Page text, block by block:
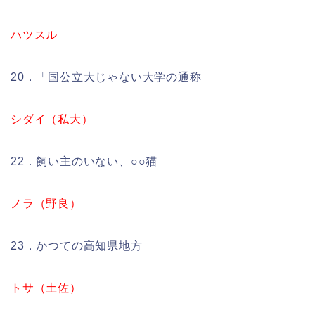
ハツスル
20．「国公立大じゃない大学の通称
シダイ（私大）
22．飼い主のいない、○○猫
ノラ（野良）
23．かつての高知県地方
トサ（土佐）